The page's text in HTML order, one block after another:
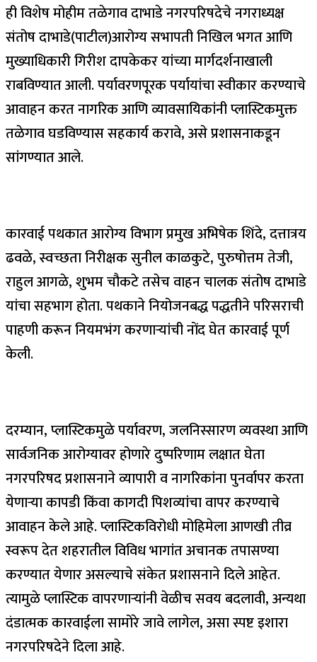
ही विशेष मोहीम तळेगाव दाभाडे नगरपरिषदेचे नगराध्यक्ष
संतोष दाभाडे(पाटील)आरोग्य सभापती निखिल भगत आणि
मुख्याधिकारी गिरीश दापकेकर यांच्या मार्गदर्शनाखाली
राबविण्यात आली. पर्यावरणपूरक पर्यायांचा स्वीकार करण्याचे
आवाहन करत नागरिक आणि व्यावसायिकांनी प्लास्टिकमुक्त
तळेगाव घडविण्यास सहकार्य करावे, असे प्रशासनाकडून
सांगण्यात आले.
कारवाई पथकात आरोग्य विभाग प्रमुख अभिषेक शिंदे, दत्तात्रय
ढवळे, स्वच्छता निरीक्षक सुनील काळकुटे, पुरुषोत्तम तेजी,
राहुल आगळे, शुभम चौकटे तसेच वाहन चालक संतोष दाभाडे
यांचा सहभाग होता. पथकाने नियोजनबद्ध पद्धतीने परिसराची
पाहणी करून नियमभंग करणाऱ्यांची नोंद घेत कारवाई पूर्ण
केली.
दरम्यान, प्लास्टिकमुळे पर्यावरण, जलनिस्सारण व्यवस्था आणि
सार्वजनिक आरोग्यावर होणारे दुष्परिणाम लक्षात घेता
नगरपरिषद प्रशासनाने व्यापारी व नागरिकांना पुनर्वापर करता
येणाऱ्या कापडी किंवा कागदी पिशव्यांचा वापर करण्याचे
आवाहन केले आहे. प्लास्टिकविरोधी मोहिमेला आणखी तीव्र
स्वरूप देत शहरातील विविध भागांत अचानक तपासण्या
करण्यात येणार असल्याचे संकेत प्रशासनाने दिले आहेत.
त्यामुळे प्लास्टिक वापरणाऱ्यांनी वेळीच सवय बदलावी, अन्यथा
दंडात्मक कारवाईला सामोरे जावे लागेल, असा स्पष्ट इशारा
नगरपरिषदेने दिला आहे.